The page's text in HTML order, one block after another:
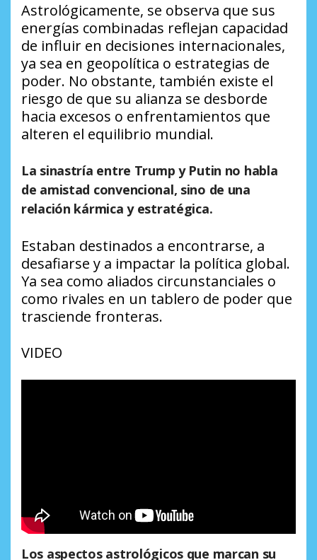
Astrológicamente, se observa que sus
energías combinadas reflejan capacidad
de influir en decisiones internacionales,
ya sea en geopolítica o estrategias de
poder. No obstante, también existe el
riesgo de que su alianza se desborde
hacia excesos o enfrentamientos que
alteren el equilibrio mundial.
La sinastría entre Trump y Putin no habla
de amistad convencional, sino de una
relación kármica y estratégica.
Estaban destinados a encontrarse, a
desafiarse y a impactar la política global.
Ya sea como aliados circunstanciales o
como rivales en un tablero de poder que
trasciende fronteras.
VIDEO
Los aspectos astrológicos que marcan su